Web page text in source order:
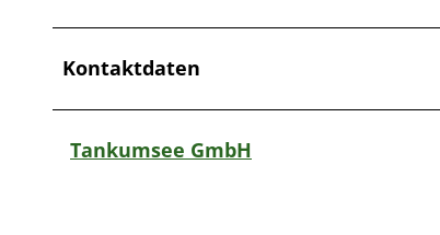
Kontaktdaten
Tankumsee GmbH